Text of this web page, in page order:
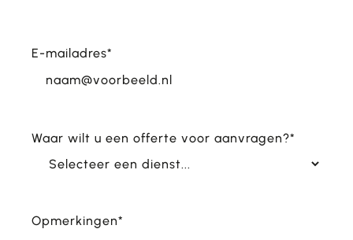
E-mailadres*
Waar wilt u een offerte voor aanvragen?*
Opmerkingen*